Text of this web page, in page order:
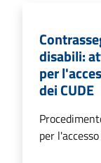
disabili:
per
dei CUDE
per